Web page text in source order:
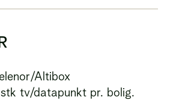
Altibox
tv/datapunkt pr. bolig.